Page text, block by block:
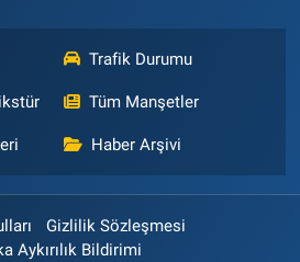
Trafik Durumu
Tüm Manşetler
Haber Arşivi
Gizlilik Sözleşmesi
Aykırılık Bildirimi